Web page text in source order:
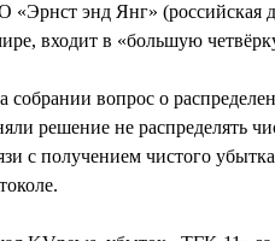
энд Янг» (российская
входит в «большую
собрании вопрос о
решение не распределять
с получением чистого